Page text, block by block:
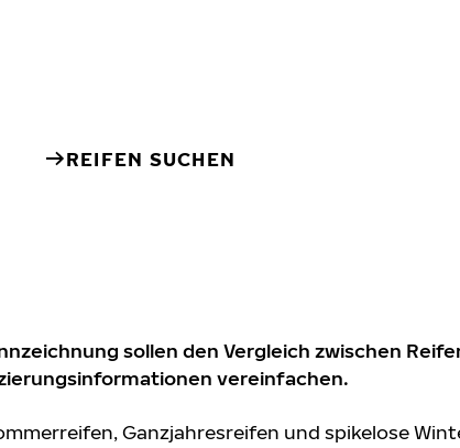
REIFEN SUCHEN
sollen den Vergleich zwischen
vereinfachen.
Ganzjahresreifen und spikelose